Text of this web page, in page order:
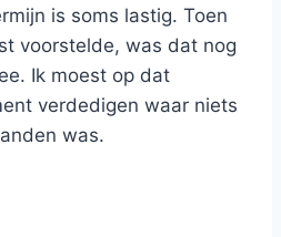
is soms lastig. Toen
voorstelde, was dat nog
Ik moest op dat
verdedigen waar niets
was.